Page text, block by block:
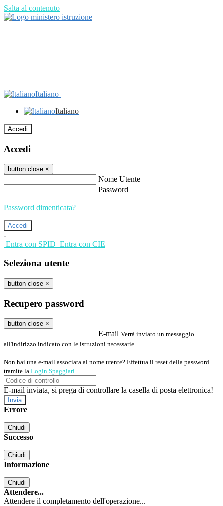
Salta al contenuto
Italiano
Italiano
Accedi
Accedi
button close ×
Nome Utente
Password
Password dimenticata?
-
Entra con SPID Entra con CIE
Seleziona utente
button close ×
Recupero password
button close ×
E-mail Verrà inviato un messaggio
all'indirizzo indicato con le istruzioni necessarie.
Non hai una e-mail associata al nome utente? Effettua il reset della password
tramite la Login Spaggiari
E-mail inviata, si prega di controllare la casella di posta elettronica!
Errore
Chiudi
Successo
Chiudi
Informazione
Chiudi
Attendere...
Attendere il completamento dell'operazione...